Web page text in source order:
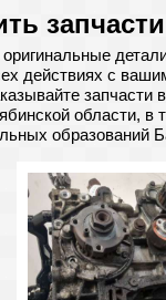
действиях с
запчасти
области, в